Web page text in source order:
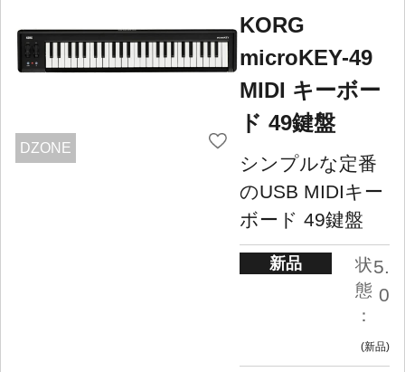
DZONE
KORG
microKEY-49
MIDI キーボー
ド 49鍵盤
シンプルな定番
のUSB MIDIキー
ボード 49鍵盤
新品
状
態
：
5.
0
新品